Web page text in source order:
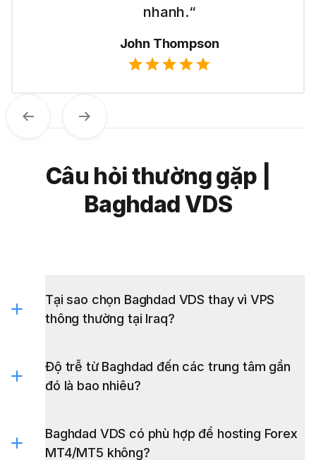
bạch của họ.“
Emma Wilson
Trước Tiếp theo
Câu hỏi thường gặp |
Baghdad VDS
Tại sao chọn Baghdad VDS thay vì VPS
thông thường tại Iraq?
Độ trễ từ Baghdad đến các trung tâm gần
đó là bao nhiêu?
Baghdad VDS có phù hợp để hosting Forex
MT4/MT5 không?